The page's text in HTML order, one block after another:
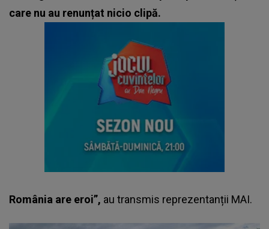
care nu au renunțat nicio clipă.
România are eroi”, au transmis reprezentanții MAI.